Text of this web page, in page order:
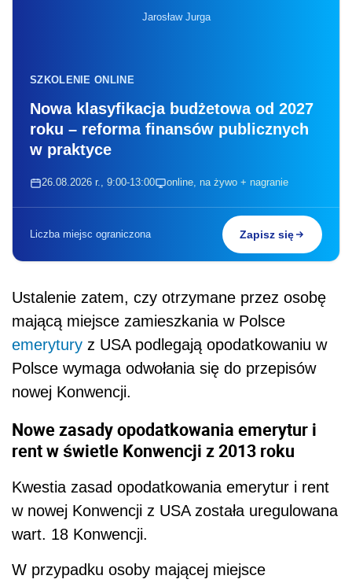
Jarosław Jurga
SZKOLENIE ONLINE
Nowa klasyfikacja budżetowa od 2027
roku – reforma finansów publicznych
w praktyce
26.08.2026 r., 9:00-13:00 online, na żywo + nagranie
Liczba miejsc ograniczona Zapisz się
Ustalenie zatem, czy otrzymane przez osobę
mającą miejsce zamieszkania w Polsce
emerytury z USA podlegają opodatkowaniu w
Polsce wymaga odwołania się do przepisów
nowej Konwencji.
Nowe zasady opodatkowania emerytur i
rent w świetle Konwencji z 2013 roku
Kwestia zasad opodatkowania emerytur i rent
w nowej Konwencji z USA została uregulowana
wart. 18 Konwencji.
W przypadku osoby mającej miejsce